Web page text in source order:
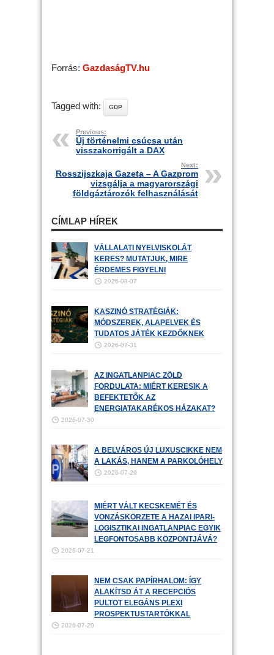
Forrás: GazdaságTV.hu
Tagged with: GDP
Previous:
Új történelmi csúcsa után
visszakorrigált a DAX
Next:
Rosszijszkaja Gazeta – A Gazprom
vizsgálja a magyarországi
földgáztározók felhasználását
CÍMLAP HÍREK
VÁLLALATI NYELVISKOLÁT
KERES? MUTATJUK, MIRE
ÉRDEMES FIGYELNI
2026-08-07
KASZINÓ STRATÉGIÁK:
MÓDSZEREK, ALAPELVEK ÉS
TUDATOS JÁTÉK KEZDŐKNEK
2026-07-31
AZ INGATLANPIAC ZÖLD
FORDULATA: MIÉRT KERESIK A
BEFEKTETŐK AZ
ENERGIATAKARÉKOS HÁZAKAT?
2026-07-30
A BELVÁROS ÚJ LUXUSCIKKE NEM
A LAKÁS, HANEM A PARKOLÓHELY
2026-07-29
MIÉRT VÁLT KECSKEMÉT ÉS
VONZÁSKÖRZETE A HAZAI IPARI-
LOGISZTIKAI INGATLANPIAC EGYIK
LEGFONTOSABB KÖZPONTJÁVÁ?
2026-07-21
NEM CSAK PAPÍRHALOM: ÍGY
ALAKÍTSD ÁT A RECEPCIÓS
PULTOT ELEGÁNS PLEXI
PROSPEKTUSTARTÓKKAL
2026-07-20